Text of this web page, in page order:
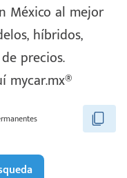
México al mejor
híbridos,
precios.
mycar.mx®